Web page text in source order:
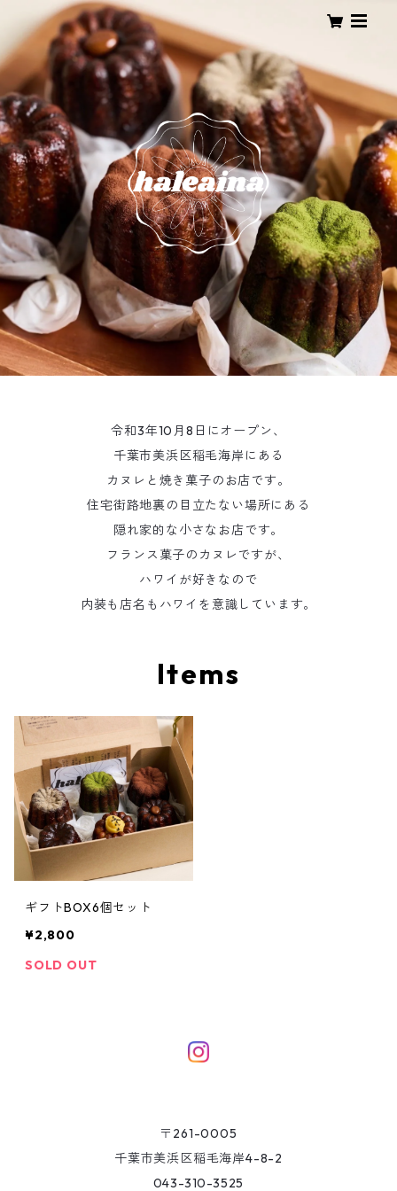
令和3年10月8日にオープン、
千葉市美浜区稲毛海岸にある
カヌレと焼き菓子のお店です。
住宅街路地裏の目立たない場所にある
隠れ家的な小さなお店です。
フランス菓子のカヌレですが、
ハワイが好きなので
内装も店名もハワイを意識しています。
Items
ギフトBOX6個セット
¥2,800
SOLD OUT
〒261-0005
千葉市美浜区稲毛海岸4-8-2
043-310-3525